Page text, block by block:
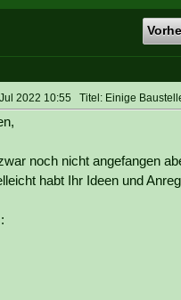
2022 10:55 Titel: Einige
noch nicht angefangen
habt Ihr Ideen und